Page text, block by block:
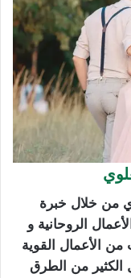
من خلال خبرة
الروحانية و
من الأعمال القوية
الكثير من الطرق